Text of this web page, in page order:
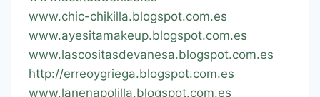
www.chic-chikilla.blogspot.com.es
www.ayesitamakeup.blogspot.com.es
www.lascositasdevanesa.blogspot.com.es
http://erreoygriega.blogspot.com.es
www.lanenapolilla.blogspot.com.es